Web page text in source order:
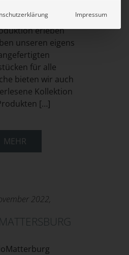
erleben
unseren eigens
für alle
bieten wir auch
Kollektion
[…]
MEHR
2022,
Impressum